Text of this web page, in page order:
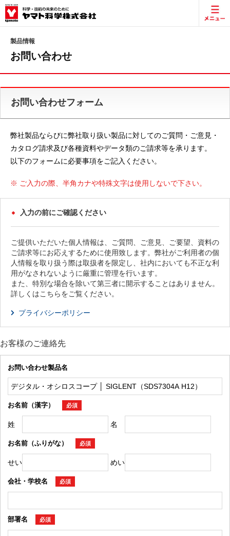
製品情報
お問い合わせ
お問い合わせフォーム
弊社製品ならびに弊社取り扱い製品に対してのご質問・ご意見・
カタログ請求及び各種資料やデータ類のご請求等を承ります。
以下のフォームに必要事項をご記入ください。
※ ご入力の際、半角カナや特殊文字は使用しないで下さい。
入力の前にご確認ください
ご提供いただいた個人情報は、ご質問、ご意見、ご要望、資料の
ご請求等にお応えするために使用致します。弊社がご利用者の個
人情報を取り扱う際は取扱者を限定し、社内においても不正な利
用がなされないように厳重に管理を行います。
また、特別な場合を除いて第三者に開示することはありません。
詳しくはこちらをご覧ください。
プライバシーポリシー
お客様のご連絡先
お問い合わせ製品名
お名前（漢字） 必須
姓 名
お名前（ふりがな） 必須
せい めい
会社・学校名 必須
部署名 必須